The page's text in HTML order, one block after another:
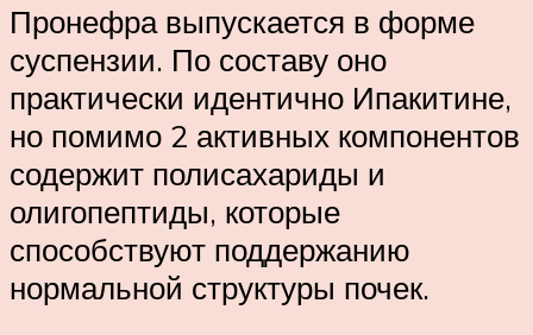
Пронефра выпускается в форме
суспензии. По составу оно
практически идентично Ипакитине,
но помимо 2 активных компонентов
содержит полисахариды и
олигопептиды, которые
способствуют поддержанию
нормальной структуры почек.